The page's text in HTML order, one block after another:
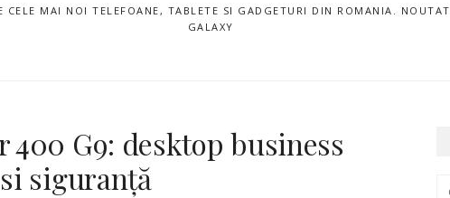
CELE MAI NOI TELEFOANE, TABLETE SI GADGETURI DIN ROMANIA.
GALAXY
400 G9: desktop business
siguranță